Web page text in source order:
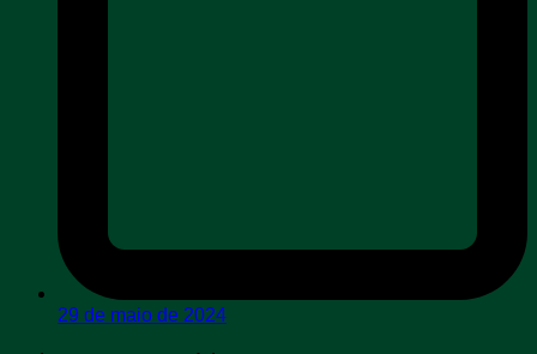
29 de maio de 2024